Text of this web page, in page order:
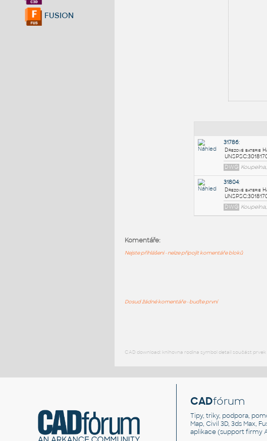
FUSION
Komentáře:
Nejste přihlášeni - nelze připojit komentáře bloků
Dosud žádné komentáře - buďte první
CAD download: knihovna rodina symbol detail součást
CADfórum
Tipy, triky, podpora,
Map, Civil 3D, 3ds Max,
aplikace (support firmy